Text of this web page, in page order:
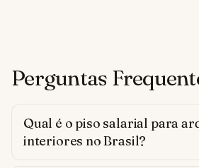
Perguntas
Qual é o piso salarial para
interiores no Brasil?